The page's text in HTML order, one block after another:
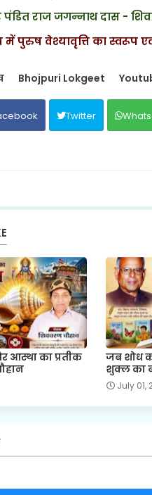
राज जगन्नाथ दास -
पुरुष वेश्यावृत्ति का स्वरूप
Bhojpuri Lokgeet
Twitter
आस्था का प्रतीक
जब शोध
शुक्ल का
July 01,